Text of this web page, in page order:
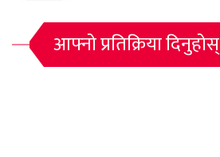
आफ्नो प्रतिक्रिया दिनुहोस्